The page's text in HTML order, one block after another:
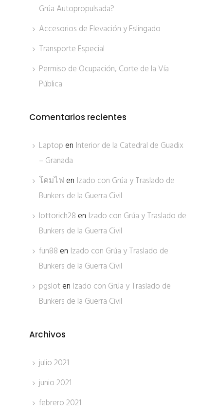
Grúa Autopropulsada?
Accesorios de Elevación y Eslingado
Transporte Especial
Permiso de Ocupación, Corte de la Vía
Pública
Comentarios recientes
Laptop en Interior de la Catedral de Guadix
– Granada
โคมไฟ en Izado con Grúa y Traslado de
Bunkers de la Guerra Civil
lottorich28 en Izado con Grúa y Traslado de
Bunkers de la Guerra Civil
fun88 en Izado con Grúa y Traslado de
Bunkers de la Guerra Civil
pgsloten Izado con Grúa y Traslado de
Bunkers de la Guerra Civil
Archivos
julio 2021
junio 2021
febrero 2021